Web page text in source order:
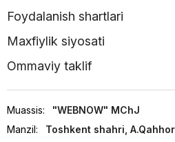
Foydalanish shartlari
Maxfiylik siyosati
Ommaviy taklif
Muassis:
"WEBNOW" MChJ
Manzil:
Toshkent shahri,